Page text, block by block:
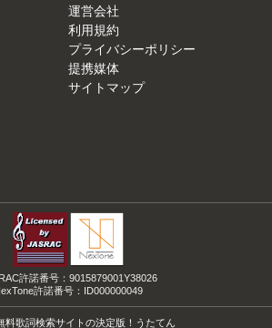
運営会社
利用規約
プライバシーポリシー
提携媒体
サイトマップ
許諾番号：9015879001Y38026
許諾番号：ID000000049
料歌詞検索サイトの決定版！うたてん